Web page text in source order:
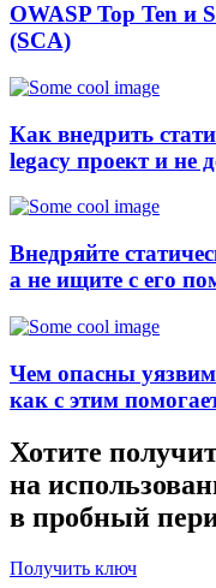
OWASP Top Ten и
(SCA)
Как внедрить
legacy проект и не
Внедряйте
а не ищите с его
Чем опасны
как с этим
Хотите
на
в пробный
Получить ключ